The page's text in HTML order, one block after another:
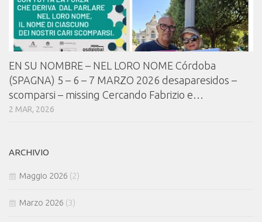
EN SU NOMBRE – NEL LORO NOME Córdoba
(SPAGNA) 5 – 6 – 7 MARZO 2026 desaparesidos –
scomparsi – missing Cercando Fabrizio e…
2 MAR, 2026
ARCHIVIO
Maggio 2026 (2)
Marzo 2026 (3)